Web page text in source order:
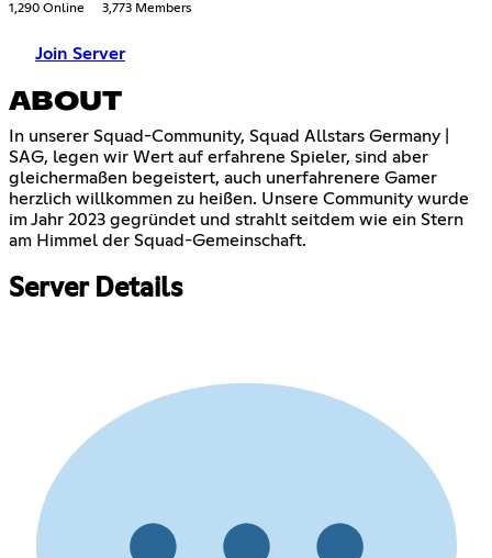
1,290 Online 3,773 Members
Join Server
ABOUT
In unserer Squad-Community, Squad Allstars Germany |
SAG, legen wir Wert auf erfahrene Spieler, sind aber
gleichermaßen begeistert, auch unerfahrenere Gamer
herzlich willkommen zu heißen. Unsere Community wurde
im Jahr 2023 gegründet und strahlt seitdem wie ein Stern
am Himmel der Squad-Gemeinschaft.
Server Details